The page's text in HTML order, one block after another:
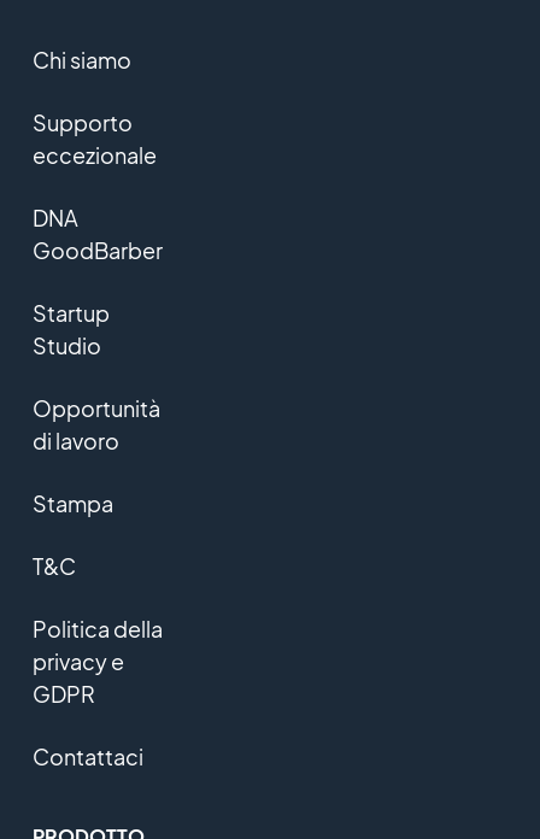
Chi siamo
Supporto
eccezionale
DNA
GoodBarber
Startup
Studio
Opportunità
di lavoro
Stampa
T&C
Politica della
privacy e
GDPR
Contattaci